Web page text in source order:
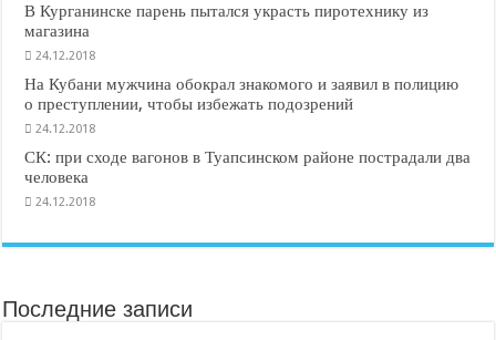
В Курганинске парень пытался украсть пиротехнику из
магазина
24.12.2018
На Кубани мужчина обокрал знакомого и заявил в полицию
о преступлении, чтобы избежать подозрений
24.12.2018
СК: при сходе вагонов в Туапсинском районе пострадали два
человека
24.12.2018
Последние записи